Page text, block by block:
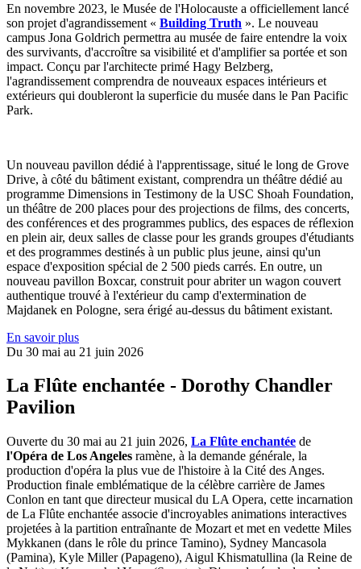
En novembre 2023, le Musée de l'Holocauste a officiellement lancé
son projet d'agrandissement « Building Truth ». Le nouveau
campus Jona Goldrich permettra au musée de faire entendre la voix
des survivants, d'accroître sa visibilité et d'amplifier sa portée et son
impact. Conçu par l'architecte primé Hagy Belzberg,
l'agrandissement comprendra de nouveaux espaces intérieurs et
extérieurs qui doubleront la superficie du musée dans le Pan Pacific
Park.
Un nouveau pavillon dédié à l'apprentissage, situé le long de Grove
Drive, à côté du bâtiment existant, comprendra un théâtre dédié au
programme Dimensions in Testimony de la USC Shoah Foundation,
un théâtre de 200 places pour des projections de films, des concerts,
des conférences et des programmes publics, des espaces de réflexion
en plein air, deux salles de classe pour les grands groupes d'étudiants
et des programmes destinés à un public plus jeune, ainsi qu'un
espace d'exposition spécial de 2 500 pieds carrés. En outre, un
nouveau pavillon Boxcar, construit pour abriter un wagon couvert
authentique trouvé à l'extérieur du camp d'extermination de
Majdanek en Pologne, sera érigé au-dessus du bâtiment existant.
En savoir plus
Du 30 mai au 21 juin 2026
La Flûte enchantée - Dorothy Chandler
Pavilion
Ouverte du 30 mai au 21 juin 2026, La Flûte enchantée de
l'Opéra de Los Angeles ramène, à la demande générale, la
production d'opéra la plus vue de l'histoire à la Cité des Anges.
Production finale emblématique de la célèbre carrière de James
Conlon en tant que directeur musical du LA Opera, cette incarnation
de La Flûte enchantée associe d'incroyables animations interactives
projetées à la partition entraînante de Mozart et met en vedette Miles
Mykkanen (dans le rôle du prince Tamino), Sydney Mancasola
(Pamina), Kyle Miller (Papageno), Aigul Khismatullina (la Reine de